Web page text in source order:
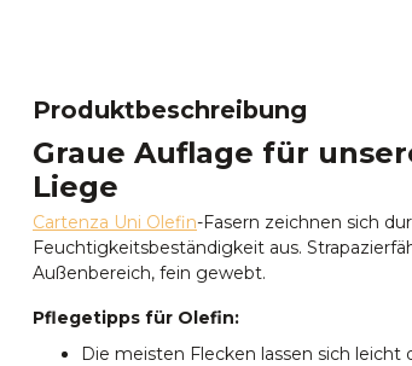
Produktbeschreibung
Graue Auflage für
Liege
Cartenza Uni Olefin-Fasern zeichnen sich
Feuchtigkeitsbeständigkeit aus.
Außenbereich, fein gewebt.
Pflegetipps für Olefin:
Die meisten Flecken lassen sich